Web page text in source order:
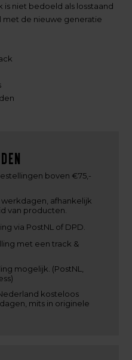
is niet bedoeld als losstaand
de nieuwe generatie
boven €75,-
werkdagen, afhankelijk
van producten.
via PostNL of DPD.
met een track &
mogelijk. (PostNL,
kosteloos
mits in originele